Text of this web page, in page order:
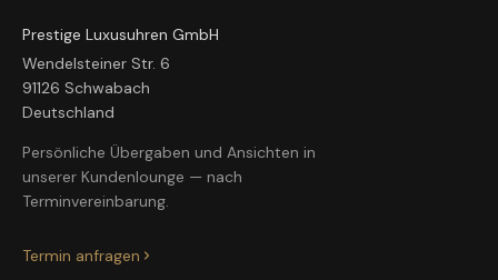
Prestige Luxusuhren GmbH
Wendelsteiner Str. 6
91126 Schwabach
Deutschland
Persönliche Übergaben und Ansichten in
unserer Kundenlounge — nach
Terminvereinbarung.
Termin anfragen